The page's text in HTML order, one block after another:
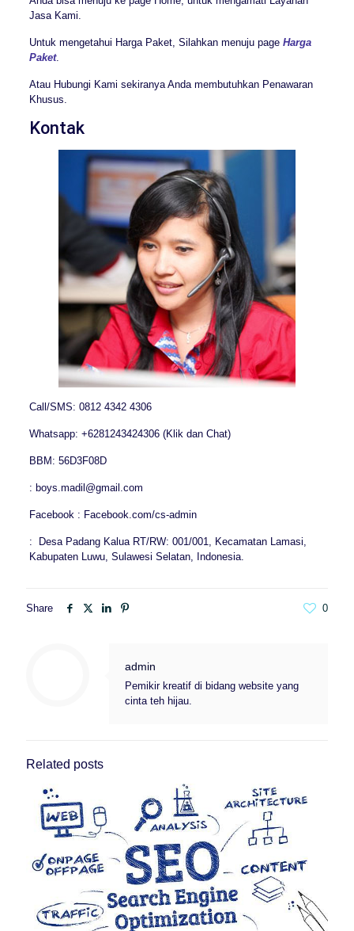
Jasa Kami.
Untuk mengetahui Harga Paket, Silahkan menuju page Harga
Paket.
Atau Hubungi Kami sekiranya Anda membutuhkan Penawaran
Khusus.
Kontak
Call/SMS: 0812 4342 4306
Whatsapp: +6281243424306 (Klik dan Chat)
BBM: 56D3F08D
: boys.madil@gmail.com
Facebook : Facebook.com/cs-admin
: Desa Padang Kalua RT/RW: 001/001, Kecamatan Lamasi,
Kabupaten Luwu, Sulawesi Selatan, Indonesia.
Share 0
admin
Pemikir kreatif di bidang website yang
cinta teh hijau.
Related posts